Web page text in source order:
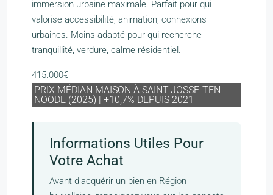
immersion urbaine maximale. Parfait pour qui
valorise accessibilité, animation, connexions
urbaines. Moins adapté pour qui recherche
tranquillité, verdure, calme résidentiel.
415.000€
PRIX MÉDIAN MAISON À SAINT-JOSSE-TEN-
NOODE (2025) | +10,7% DEPUIS 2021
Informations Utiles Pour
Votre Achat
Avant d’acquérir un bien en Région